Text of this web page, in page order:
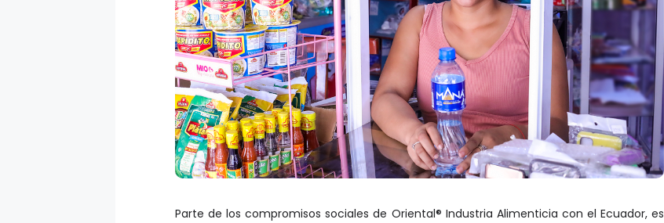
Parte de los compromisos sociales de Oriental® Industria Alimenticia con el Ecuador, es